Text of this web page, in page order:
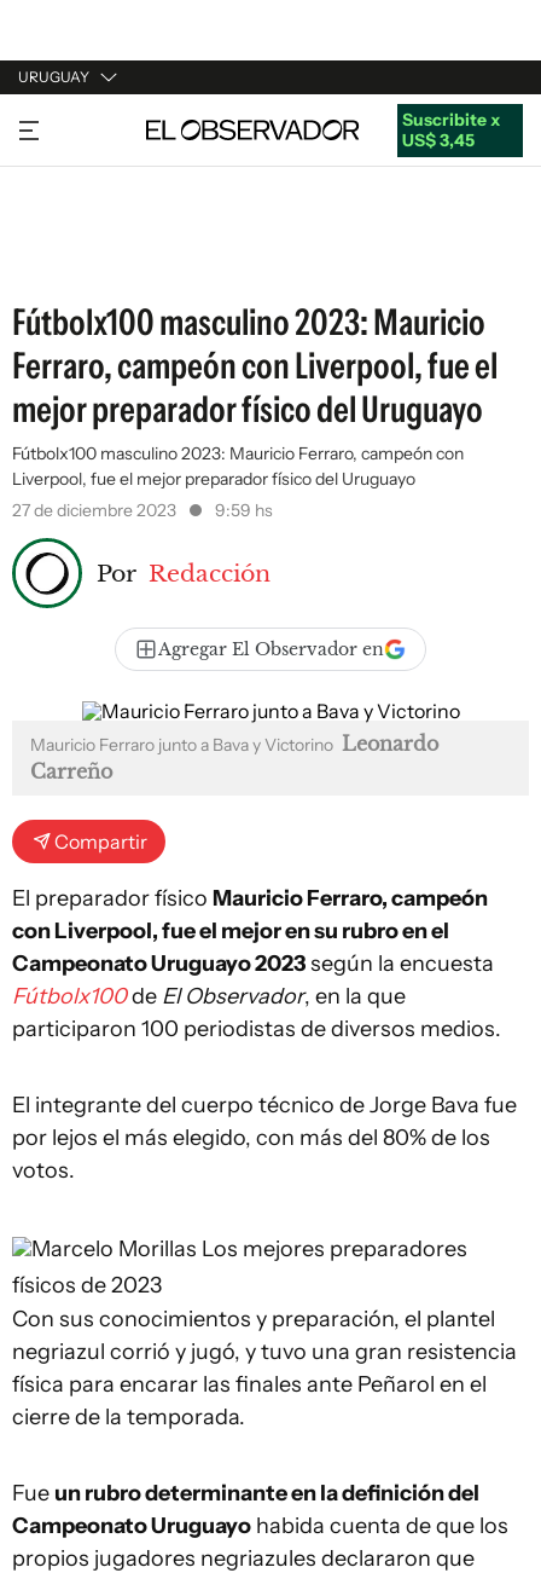
URUGUAY
URUGUAY
ARGENTINA
Suscribite x
US$ 3,45
Fútbolx100 masculino 2023: Mauricio
Ferraro, campeón con Liverpool, fue el
mejor preparador físico del Uruguayo
Fútbolx100 masculino 2023: Mauricio Ferraro, campeón con
Liverpool, fue el mejor preparador físico del Uruguayo
27 de diciembre 2023
9:59 hs
Por Redacción
Agregar El Observador en
Mauricio Ferraro junto a Bava y Victorino Leonardo
Carreño
Compartir
El preparador físico Mauricio Ferraro, campeón
con Liverpool, fue el mejor en su rubro en el
Campeonato Uruguayo 2023según la encuesta
Fútbolx100de El Observador, en la que
participaron 100 periodistas de diversos medios.
El integrante del cuerpo técnico de Jorge Bava fue
por lejos el más elegido, con más del 80% de los
votos.
Marcelo Morillas Los mejores preparadores
físicos de 2023
Con sus conocimientos y preparación, el plantel
negriazul corrió y jugó, y tuvo una gran resistencia
física para encarar las finales ante Peñarol en el
cierre de la temporada.
Fue un rubro determinante en la definición del
Campeonato Uruguayo habida cuenta de que los
propios jugadores negriazules declararon que